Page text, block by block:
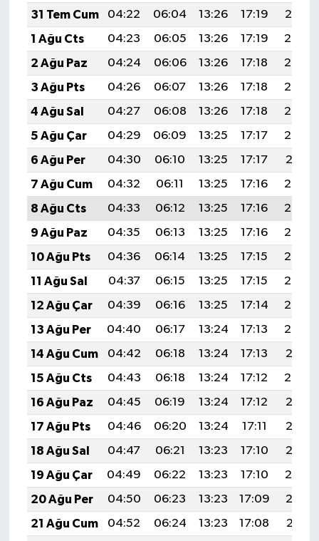
31 Tem Cum
04:22 06:04 13:26 17:19
20:37
1 Ağu Cts
04:23 06:05 13:26 17:19
20:36
2 Ağu Paz
04:24 06:06 13:26 17:18
20:35
3 Ağu Pts
04:26 06:07 13:26 17:18
20:34
4 Ağu Sal
04:27 06:08 13:26 17:18
20:33
5 Ağu Çar
04:29 06:09 13:25 17:17
20:32
6 Ağu Per
04:30 06:10 13:25 17:17
20:31
7 Ağu Cum
04:32 06:11 13:25 17:16
20:30
8 Ağu Cts
04:33 06:12 13:25 17:16
20:29
9 Ağu Paz
04:35 06:13 13:25 17:16
20:27
10 Ağu Pts
04:36 06:14 13:25 17:15
20:26
11 Ağu Sal
04:37 06:15 13:25 17:15
20:25
12 Ağu Çar
04:39 06:16 13:25 17:14
20:24
13 Ağu Per
04:40 06:17 13:24 17:13
20:22
14 Ağu Cum
04:42 06:18 13:24 17:13
20:21
15 Ağu Cts
04:43 06:18 13:24 17:12
20:20
16 Ağu Paz
04:45 06:19 13:24 17:12
20:18
17 Ağu Pts
04:46 06:20 13:24 17:11
20:17
18 Ağu Sal
04:47 06:21 13:23 17:10
20:15
19 Ağu Çar
04:49 06:22 13:23 17:10
20:14
20 Ağu Per
04:50 06:23 13:23 17:09
20:13
21 Ağu Cum
04:52 06:24 13:23 17:08
20:11